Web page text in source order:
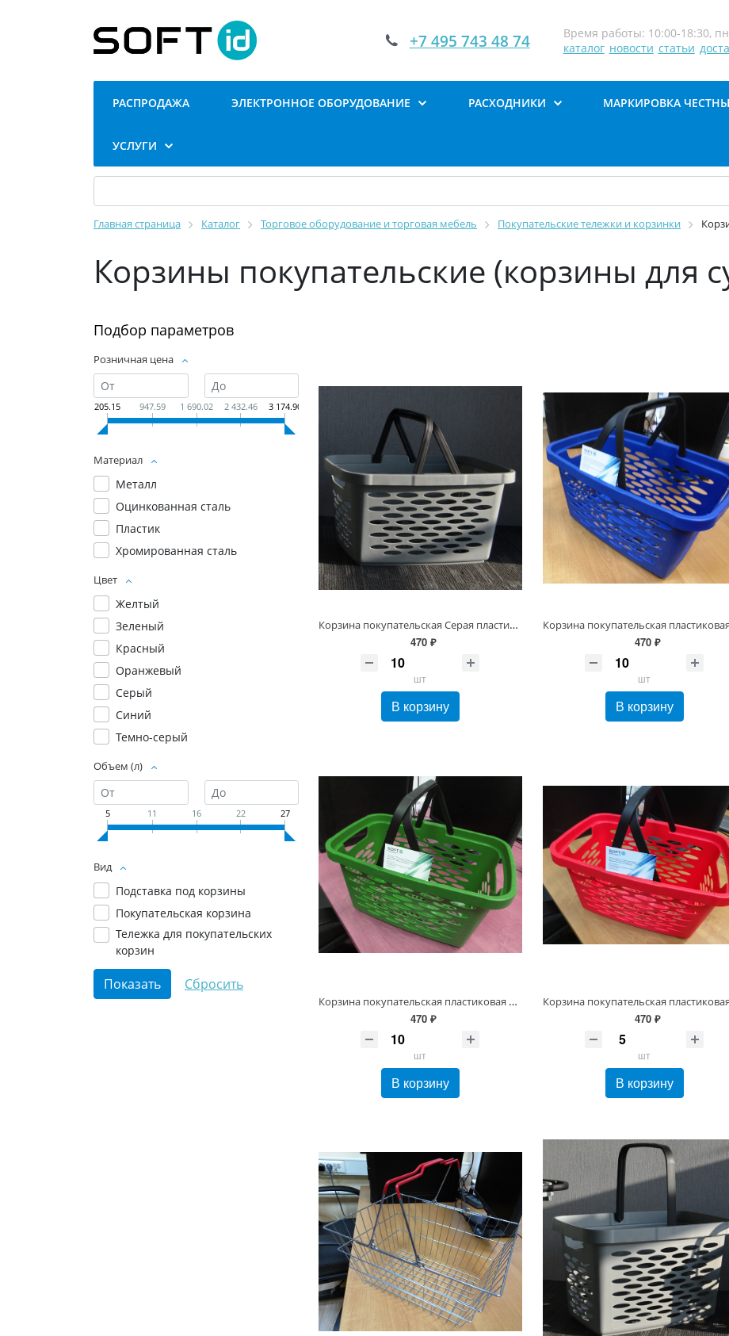
+7 495 743 48 74
Время работы: 10:00-18:30,
каталог новости статьи
РАСПРОДАЖА ЭЛЕКТРОННОЕ ОБОРУДОВАНИЕ РАСХОДНИКИ МАРКИРОВКА
УСЛУГИ
Главная страница Каталог Торговое оборудование и торговая мебель Покупательские тележки и корзинки
Корзины покупательские (корзины для
Подбор параметров
Розничная цена
205.15 947.59 1 690.02 2 432.46 3 174.90
Материал
Металл
Оцинкованная сталь
Пластик
Хромированная сталь
Цвет
Желтый
Зеленый
Красный
Оранжевый
Серый
Синий
Темно-серый
Объем (л)
5 11 16 22 27
Вид
Подставка под корзины
Покупательская корзина
Тележка для покупательских
корзин
Корзина покупательская Серая пластиковая 20л, 2 скл. ручки
470 ₽
шт
В корзину
470 ₽
шт
В корзину
Корзина покупательская пластиковая 20 л, 2 скл. ручки Зеленая
470 ₽
шт
В корзину
470 ₽
шт
В корзину